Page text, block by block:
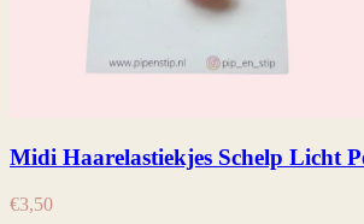
Midi Haarelastiekjes Schelp Licht
€3,50